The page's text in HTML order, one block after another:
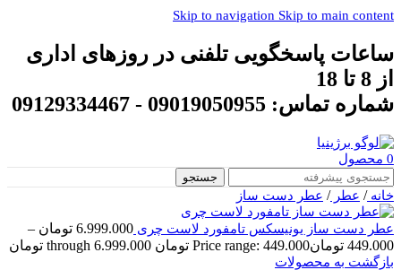
Skip to navigation Skip to main content
ساعات پاسخگویی تلفنی در روزهای اداری
از 8 تا 18
شماره تماس: 09019050955 - 09129334467
0 محصول
جستجو
خانه/ عطر/ عطر دست ساز
عطر دست ساز یونیسکس تامفورد لاست چری 6.999.000 تومان –
449.000 تومانPrice range: 449.000 تومان through 6.999.000 تومان
بازگشت به محصولات